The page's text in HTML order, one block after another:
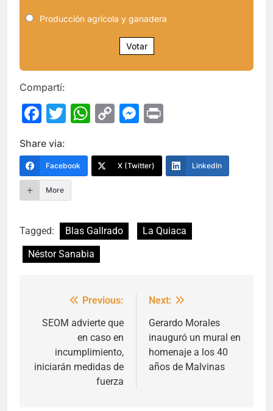
Producción agrícola y ganadera
Votar
Compartí:
Facebook
Twitter
WhatsApp
CopyMessenger
Share via:
Facebook X (Twitter) LinkedIn
More
Tagged: Blas Gallrado
La Quiaca
Néstor Sanabia
Navegación
de
entradas
Previous:
SEOM advierte que
en caso en
incumplimiento,
iniciarán medidas de
fuerza
Next:
Gerardo Morales
inauguró un mural en
homenaje a los 40
años de Malvinas